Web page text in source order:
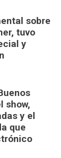
sobre
tuvo
y
show,
y el
que